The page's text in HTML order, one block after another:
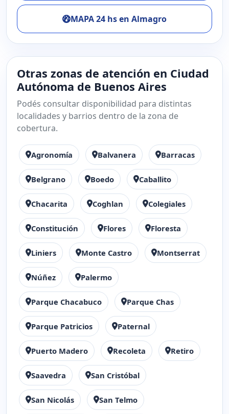
MAPA 24 hs en Almagro
Otras zonas de atención en Ciudad
Autónoma de Buenos Aires
Podés consultar disponibilidad para distintas
localidades y barrios dentro de la zona de
cobertura.
Agronomía Balvanera Barracas
Belgrano Boedo Caballito
Chacarita Coghlan Colegiales
Constitución Flores Floresta
Liniers Monte Castro Montserrat
Núñez Palermo
Parque Chacabuco Parque Chas
Parque Patricios Paternal
Puerto Madero Recoleta Retiro
Saavedra San Cristóbal
San Nicolás San Telmo